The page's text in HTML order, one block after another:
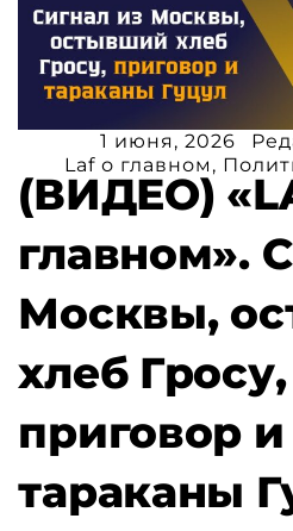
1 июня, 2026
Laf о главном ,
(ВИДЕО)
главном».
Москвы,
хлеб Гросу,
приговор и
тараканы